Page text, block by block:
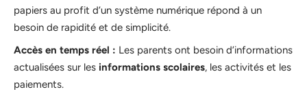
papiers au profit d’un système numérique répond à un
besoin de rapidité et de simplicité.
Accès en temps réel : Les parents ont besoin d’informations
actualisées sur les informations scolaires, les activités et les
paiements.